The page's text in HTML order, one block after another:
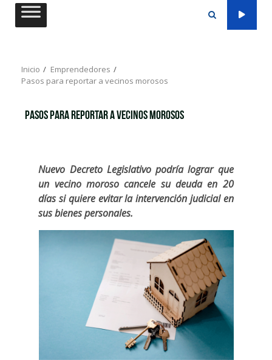
Saltar
Inicio
Emprendedores
Pasos para reportar a vecinos morosos
Pasos para reportar a vecinos morosos
Nuevo Decreto Legislativo podría lograr que
un vecino moroso cancele su deuda en 20
días si quiere evitar la intervención judicial en
sus bienes personales.